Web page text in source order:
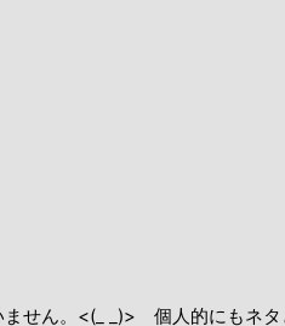
せん。<(_ _)> 個人的にもネ